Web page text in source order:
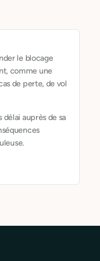
le blocage
comme une
de perte, de vol
auprès de sa